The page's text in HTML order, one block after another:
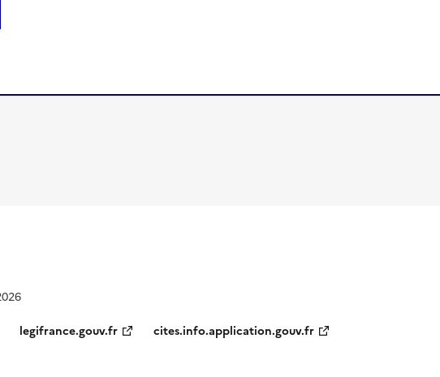
legifrance.gouv.fr cites.info.application.gouv.fr